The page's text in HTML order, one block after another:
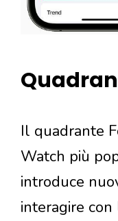
Il quadrante
Watch più
introduce
interagire